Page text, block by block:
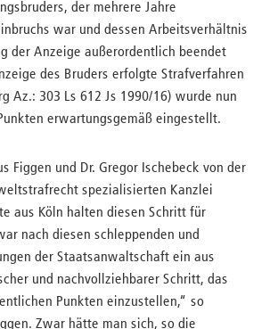
der mehrere Jahre
war und dessen Arbeitsverhältnis
der Anzeige außerordentlich beendet
des Bruders erfolgte Strafverfahren
Az.: 303 Ls 612 Js 1990/16) wurde nun
erwartungsgemäß eingestellt.
Figgen und Dr. Gregor Ischebeck von der
spezialisierten Kanzlei
aus Köln halten diesen Schritt für
nach diesen schleppenden und
der Staatsanwaltschaft ein aus
und nachvollziehbarer Schritt, das
Punkten einzustellen,“ so
Zwar hätte man sich, so die